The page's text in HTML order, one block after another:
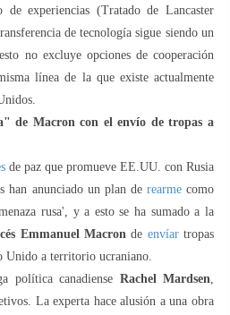
experiencias (Tratado de Lancaster
de tecnología sigue siendo un
no excluye opciones de cooperación
línea de la que existe actualmente
de Macron con el envío de tropas a
de paz que promueve EE.UU. con Rusia
han anunciado un plan de rearmecomo
rusa', y a esto se ha sumado a la
Emmanuel Macron de envíartropas
Unido a territorio ucraniano.
política canadiense Rachel Mardsen
La experta hace alusión a una obra